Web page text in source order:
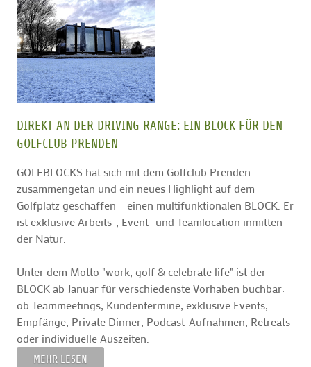
DIREKT AN DER DRIVING RANGE: EIN BLOCK FÜR DEN
GOLFCLUB PRENDEN
GOLFBLOCKS hat sich mit dem Golfclub Prenden
zusammengetan und ein neues Highlight auf dem
Golfplatz geschaffen – einen multifunktionalen BLOCK. Er
ist exklusive Arbeits-, Event- und Teamlocation inmitten
der Natur.
Unter dem Motto "work, golf & celebrate life" ist der
BLOCK ab Januar für verschiedenste Vorhaben buchbar:
ob Teammeetings, Kundentermine, exklusive Events,
Empfänge, Private Dinner, Podcast-Aufnahmen, Retreats
oder individuelle Auszeiten.
MEHR LESEN